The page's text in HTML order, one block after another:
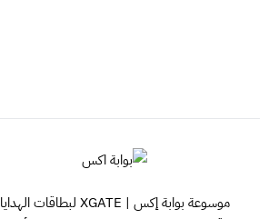
موسوعة بوابة إكس | XGATE لبطاقات الهدايا